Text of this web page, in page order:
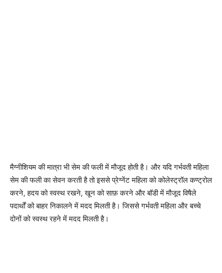
मैग्नीशियम की मात्रा भी सेम की फली में मौजूद होती है। और यदि गर्भवती महिला
सेम की फली का सेवन करती है तो इससे प्रेग्नेंट महिला को कोलेस्ट्रॉल कण्ट्रोल
करने, हदय को स्वस्थ रखने, खून को साफ़ करने और बॉडी में मौजूद विषैले
पदार्थों को बाहर निकालने में मदद मिलती है। जिससे गर्भवती महिला और बच्चे
दोनों को स्वस्थ रहने में मदद मिलती है।